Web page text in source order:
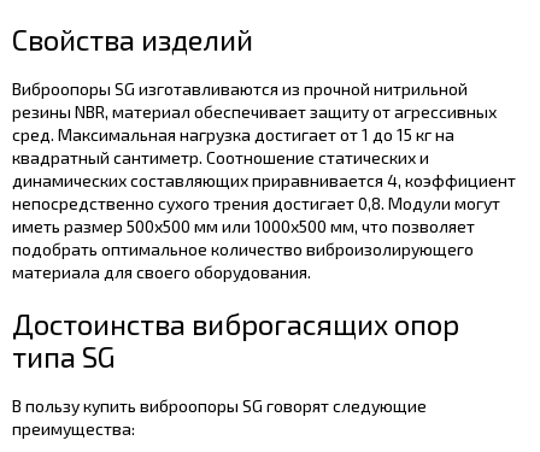
Свойства изделий
Виброопоры SG изготавливаются из прочной нитрильной
резины NBR, материал обеспечивает защиту от агрессивных
сред. Максимальная нагрузка достигает от 1 до 15 кг на
квадратный сантиметр. Соотношение статических и
динамических составляющих приравнивается 4, коэффициент
непосредственно сухого трения достигает 0,8. Модули могут
иметь размер 500х500 мм или 1000х500 мм, что позволяет
подобрать оптимальное количество виброизолирующего
материала для своего оборудования.
Достоинства виброгасящих опор
типа SG
В пользу купить виброопоры SG говорят следующие
преимущества: